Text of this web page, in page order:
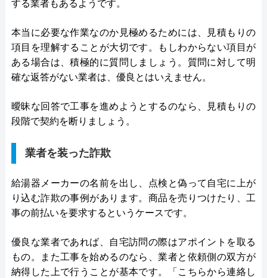
する業者もあるようです。
本当に必要な作業なのか見極めるためには、見積もりの
項目を理解することが大切です。もしわからない項目が
ある場合は、積極的に質問しましょう。質問に対して明
確な返答がない業者は、優良とはいえません。
曖昧な回答で工事を進めようとするのなら、見積もりの
段階で契約を断りましょう。
業者を装った詐欺
給湯器メーカーの名前を出し、点検と偽って自宅に上が
り込む詐欺の事例があります。商品を売りつけたり、工
事の前払いを要求するというケースです。
優良な業者であれば、自宅訪問の際はアポイントを取る
もの。また工事を始めるのなら、業者と依頼側の双方が
納得した上で行うことが基本です。「こちらから連絡し